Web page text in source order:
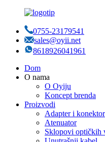
0755-23179541
sales@oyii.net
8618926041961
Dom
O nama
O Oyiju
Koncept brenda
Proizvodi
Adapter i konektor
Atenuator
Sklopovi optičkih